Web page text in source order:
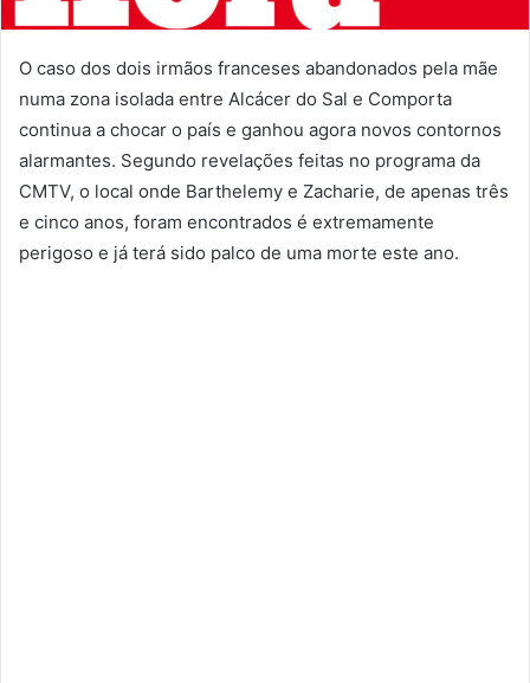
O caso dos dois irmãos franceses abandonados pela mãe
numa zona isolada entre Alcácer do Sal e Comporta
continua a chocar o país e ganhou agora novos contornos
alarmantes. Segundo revelações feitas no programa da
CMTV, o local onde Barthelemy e Zacharie, de apenas três
e cinco anos, foram encontrados é extremamente
perigoso e já terá sido palco de uma morte este ano.